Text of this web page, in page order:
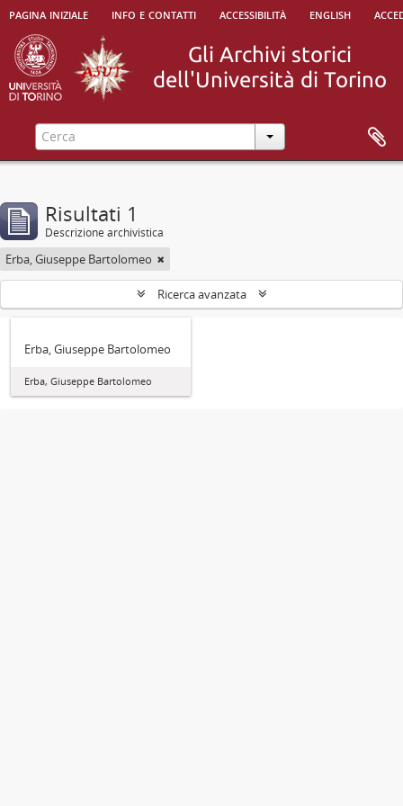
pagina iniziale info e contatti accessibilità english
Risultati 1
Descrizione archivistica
Erba, Giuseppe Bartolomeo
Ricerca avanzata
Erba, Giuseppe Bartolomeo
Erba, Giuseppe Bartolomeo